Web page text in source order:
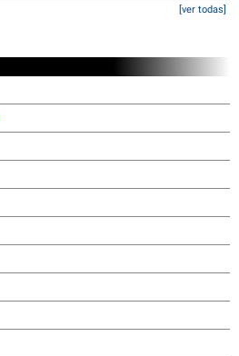
[ver todas]